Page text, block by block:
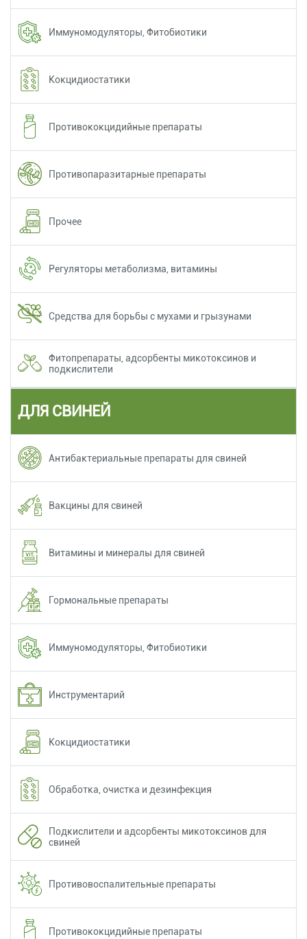
Иммуномодуляторы, Фитобиотики
Кокцидиостатики
Противококцидийные препараты
Противопаразитарные препараты
Прочее
Регуляторы метаболизма, витамины
Средства для борьбы с мухами и грызунами
Фитопрепараты, адсорбенты микотоксинов и
подкислители
ДЛЯ СВИНЕЙ
Антибактериальные препараты для свиней
Вакцины для свиней
Витамины и минералы для свиней
Гормональные препараты
Иммуномодуляторы, Фитобиотики
Инструментарий
Кокцидиостатики
Обработка, очистка и дезинфекция
Подкислители и адсорбенты микотоксинов для
свиней
Противовоспалительные препараты
Противококцидийные препараты